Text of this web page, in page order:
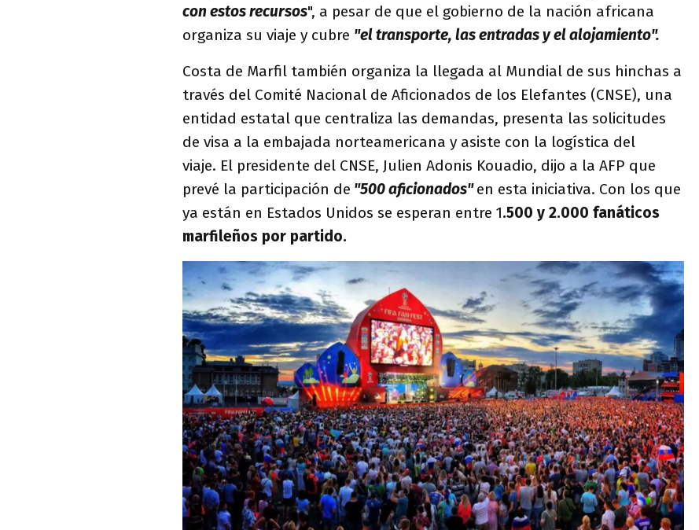
con estos recursos", a pesar de que el gobierno de la nación africana
organiza su viaje y cubre "el transporte, las entradas y el alojamiento".
Costa de Marfil también organiza la llegada al Mundial de sus hinchas a
través del Comité Nacional de Aficionados de los Elefantes (CNSE), una
entidad estatal que centraliza las demandas, presenta las solicitudes
de visa a la embajada norteamericana y asiste con la logística del
viaje. El presidente del CNSE, Julien Adonis Kouadio, dijo a la AFP que
prevé la participación de "500 aficionados"en esta iniciativa. Con los que
ya están en Estados Unidos se esperan entre 1.500 y 2.000 fanáticos
marfileños por partido.